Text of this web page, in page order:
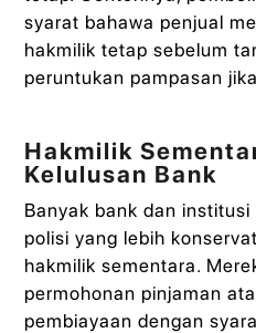
syarat bahawa penjual
hakmilik tetap sebelum
peruntukan pampasan
Hakmilik
Kelulusan Bank
Banyak bank dan
polisi yang lebih
hakmilik sementara.
permohonan pinjaman
pembiayaan dengan